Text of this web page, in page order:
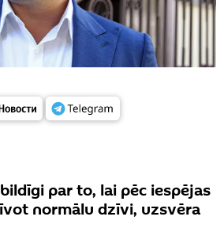
par to, lai pēc iespējas
normālu dzīvi, uzsvēra